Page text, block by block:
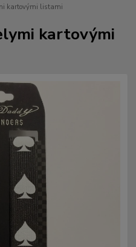
kartovými listami
kartovými